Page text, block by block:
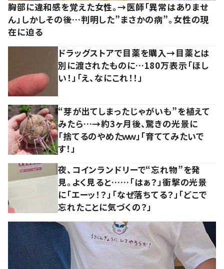
胸部に違和感を覚えた女性。→医師「異常はありませ
ん」しかしその後…判明した”まさかの病”。女性の現
在に迫る
ドラッグストアで目薬を購入→目薬とは
別に渡されたものに…180万表示「ほし
い！」「え、なにこれ！！」
“芽が出てしまったじゃがいも”を植えて
みたら…→約3ヶ月後、驚きの光景に
「捨てるのやめたｗｗ」「育ててみたいで
す！」
夜、コインランドリーで“忘れ物”を発
見。よく見ると……「はぁ？」衝撃の光景
に「エーッ！？」「なぜ落ちてる？」「どこで
忘れたことに気づくの？」